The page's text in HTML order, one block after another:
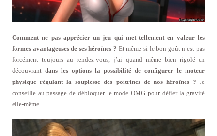
Comment ne pas apprécier un jeu qui met tellement en valeur les
formes avantageuses de ses héroïnes ? Et même si le bon goût n’est pas
forcément toujours au rendez-vous, j’ai quand même bien rigolé en
découvrant dans les options la possibilité de configurer le moteur
physique régulant la souplesse des poitrines de nos héroïnes ? Je
conseille au passage de débloquer le mode OMG pour défier la gravité
elle-même.